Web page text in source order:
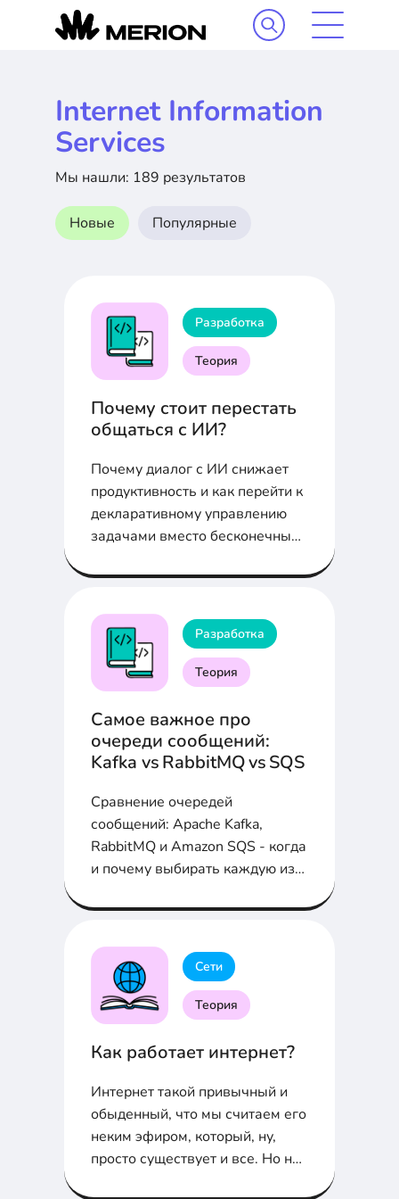
Internet Information
Services
Мы нашли: 189 результатов
Новые Популярные
Разработка
Теория
Почему стоит перестать
общаться с ИИ?
Почему диалог с ИИ снижает
продуктивность и как перейти к
декларативному управлению
задачами вместо бесконечных
Разработка
Теория
Самое важное про
очереди сообщений:
Kafka vs RabbitMQ vs SQS
Сравнение очередей
сообщений: Apache Kafka,
RabbitMQ и Amazon SQS - когда
и почему выбирать каждую из
Сети
Теория
Как работает интернет?
Интернет такой привычный и
обыденный, что мы считаем его
неким эфиром, который, ну,
просто существует и все. Но на